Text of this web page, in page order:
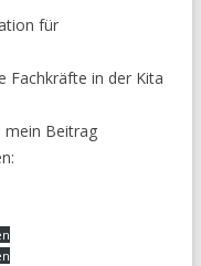
für
Fachkräfte in der Kita
mein Beitrag